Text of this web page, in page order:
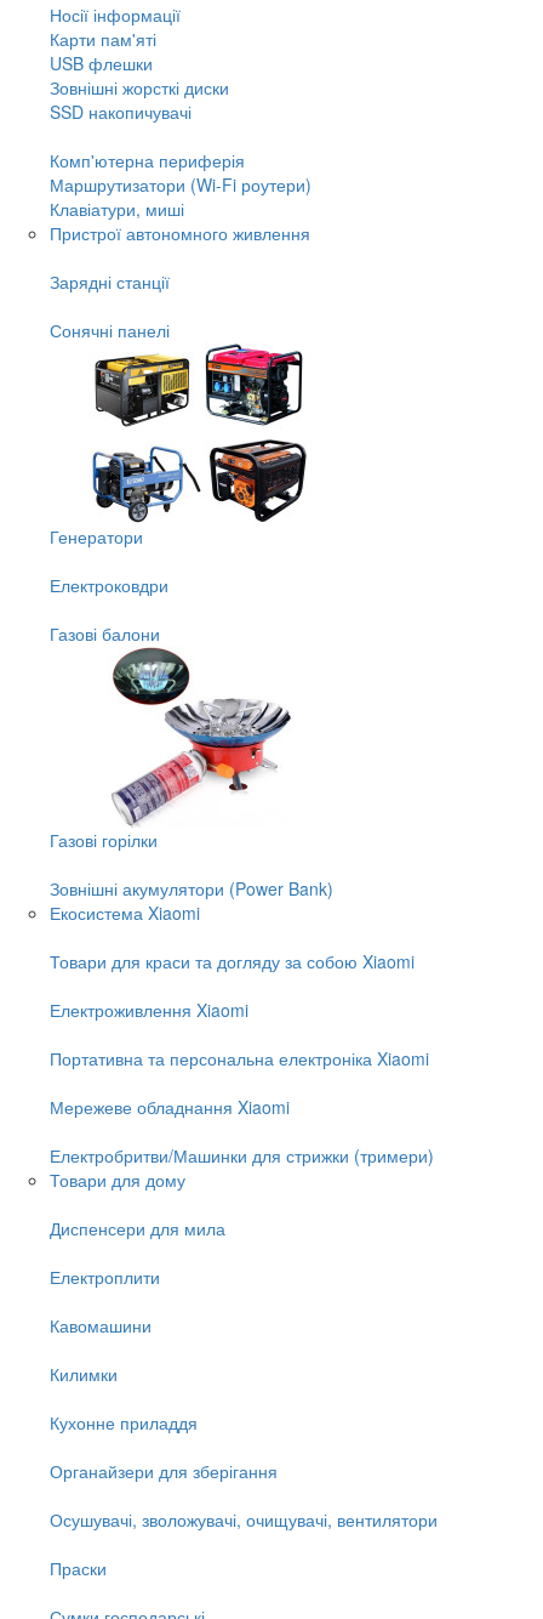
Носії інформації
Карти пам'яті
USB флешки
Зовнішні жорсткі диски
SSD накопичувачі
Комп'ютерна периферія
Маршрутизатори (Wi-Fi роутери)
Клавіатури, миші
Пристрої автономного живлення
Зарядні станції
Сонячні панелі
Генератори
Електроковдри
Газові балони
Газові горілки
Зовнішні акумулятори (Power Bank)
Екосистема Xiaomi
Товари для краси та догляду за собою Xiaomi
Електроживлення Xiaomi
Портативна та персональна електроніка Xiaomi
Мережеве обладнання Xiaomi
Електробритви/Машинки для стрижки (тримери)
Товари для дому
Диспенсери для мила
Електроплити
Кавомашини
Килимки
Кухонне приладдя
Органайзери для зберігання
Осушувачі, зволожувачі, очищувачі, вентилятори
Праски